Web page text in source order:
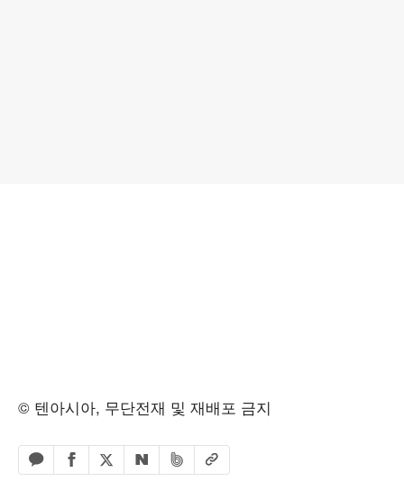
© 텐아시아, 무단전재 및 재배포 금지
카카오톡 공유하기
페이스북 공유하기
엑스 공유하기
네이버 공유하기
밴드 공유하기
URL복사